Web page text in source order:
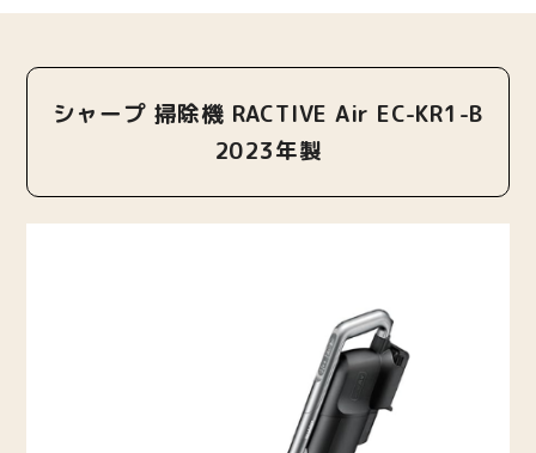
シャープ 掃除機 RACTIVE Air EC-KR1-B
2023年製